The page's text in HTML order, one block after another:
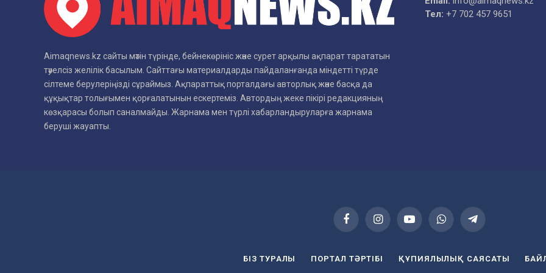
Aimaqnews.kz сайты мәтін түрінде, бейнекөрініс және сурет арқылы ақпарат тарататын
тәуелсіз желілік басылым. Сайттағы материалдарды пайдаланғанда міндетті түрде
сілтеме берулеріңізді сұраймыз. Ақпараттық порталдағы авторлық және басқа да
құқықтар толығымен қорғалатынын ескертеміз. Автордың жеке пікірі редакцияның
көзқарасы болып саналмайды. Жарнама мен түрлі хабарландыруларға жарнама
беруші жауапты.
Тел: +7 702 457 9651
FacebookInstagramYouTubeWhatsAppTelegram
БІЗ ТУРАЛЫ ПОРТАЛ ТӘРТІБІ ҚҰПИЯЛЫЛЫҚ САЯСАТЫ